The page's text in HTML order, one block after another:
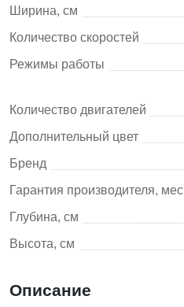
Ширина, см
Количество скоростей
Режимы работы
Количество двигателей
Дополнительный цвет
Бренд
Гарантия производителя, мес
Глубина, см
Высота, см
Описание